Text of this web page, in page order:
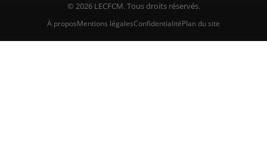
© 2026 LECFCM. Tous droits réservés.
À proposMentions légalesConfidentialitéPlan du site